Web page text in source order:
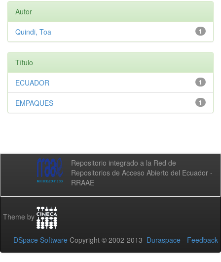
Autor
1
Quindi, Toa
Título
1
ECUADOR
1
EMPAQUES
Repositorio integrado a la Red de
Repositorios de Acceso Abierto del Ecuador -
RRAAE
Theme by
DSpace Software Copyright © 2002-2013 Duraspace - Feedback